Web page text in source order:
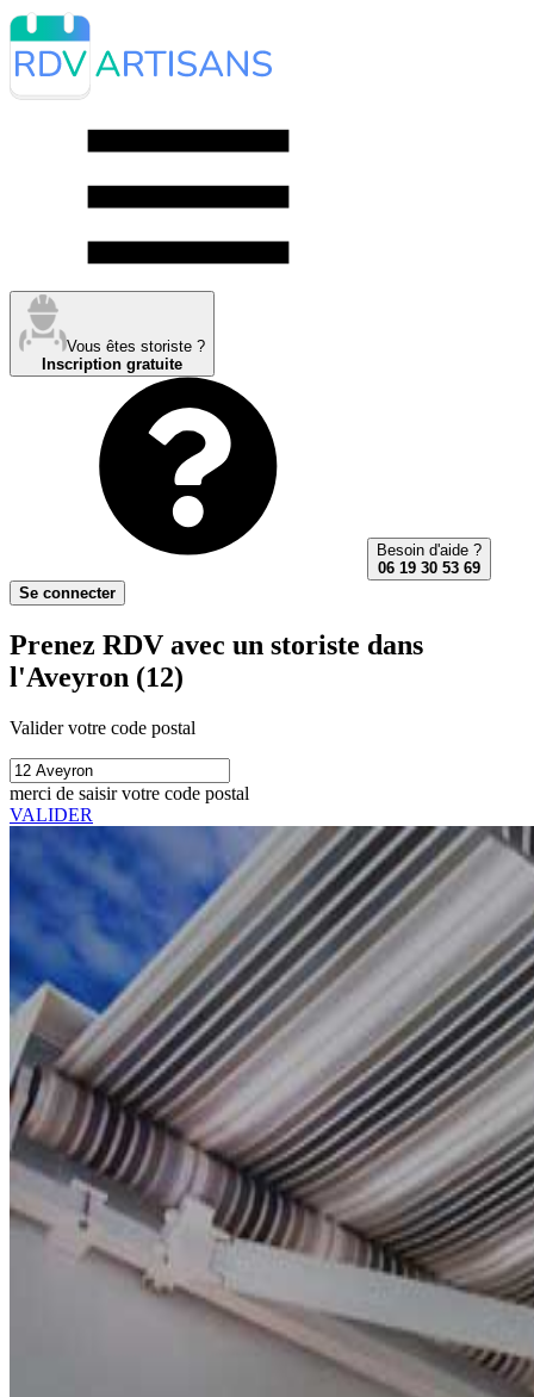
Vous êtes storiste ?
Inscription gratuite
Besoin d'aide ?
06 19 30 53 69
Se connecter
Prenez RDV avec un storiste dans
l'Aveyron (12)
Valider votre code postal
merci de saisir votre code postal
VALIDER